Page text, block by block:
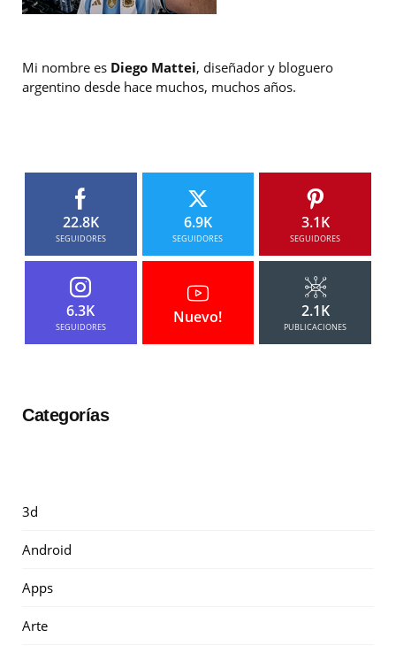
Mi nombre es Diego Mattei, diseñador y bloguero
argentino desde hace muchos, muchos años.
22.8K
SEGUIDORES
6.9K
SEGUIDORES
3.1K
SEGUIDORES
6.3K
SEGUIDORES
Nuevo! 2.1K
PUBLICACIONES
Categorías
3d
Android
Apps
Arte